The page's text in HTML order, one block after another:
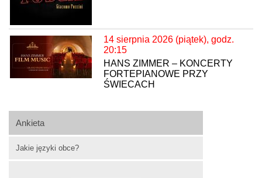
Ankieta
Jakie języki obce?
14 sierpnia 2026 (piątek), godz.
20:15
HANS ZIMMER – KONCERTY
FORTEPIANOWE PRZY
ŚWIECACH